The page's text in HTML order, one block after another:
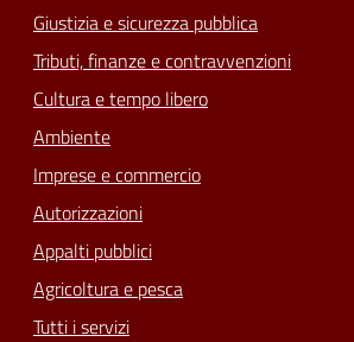
Giustizia e sicurezza pubblica
Tributi, finanze e contravvenzioni
Cultura e tempo libero
Ambiente
Imprese e commercio
Autorizzazioni
Appalti pubblici
Agricoltura e pesca
Tutti i servizi